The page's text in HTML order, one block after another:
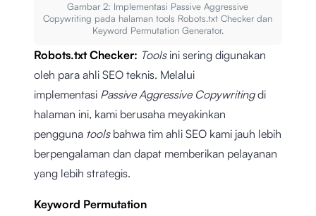
Gambar 2: Implementasi Passive Aggressive
Copywriting pada halaman tools Robots.txt Checker dan
Keyword Permutation Generator.
Robots.txt Checker: Tools ini sering digunakan
oleh para ahli SEO teknis. Melalui
implementasi Passive Aggressive Copywritingdi
halaman ini, kami berusaha meyakinkan
pengguna tools bahwa tim ahli SEO kami jauh lebih
berpengalaman dan dapat memberikan pelayanan
yang lebih strategis.
Keyword Permutation